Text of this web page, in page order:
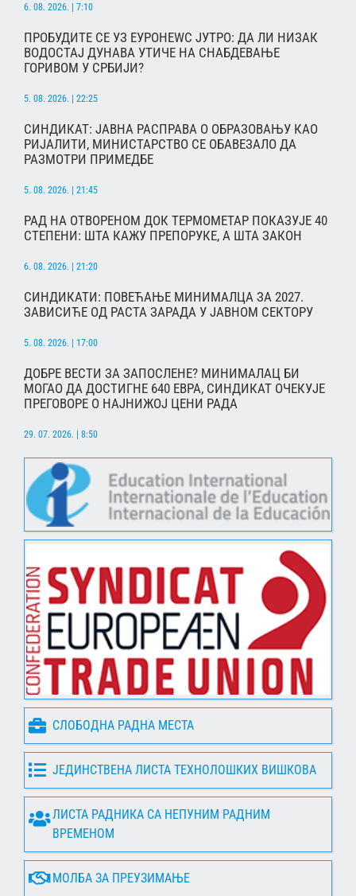
6. 08. 2026. | 7:10
ПРОБУДИТЕ СЕ УЗ ЕУРОНЕWС ЈУТРО: ДА ЛИ НИЗАК
ВОДОСТАЈ ДУНАВА УТИЧЕ НА СНАБДЕВАЊЕ
ГОРИВОМ У СРБИЈИ?
5. 08. 2026. | 22:25
СИНДИКАТ: ЈАВНА РАСПРАВА О ОБРАЗОВАЊУ КАО
РИЈАЛИТИ, МИНИСТАРСТВО СЕ ОБАВЕЗАЛО ДА
РАЗМОТРИ ПРИМЕДБЕ
5. 08. 2026. | 21:45
РАД НА ОТВОРЕНОМ ДОК ТЕРМОМЕТАР ПОКАЗУЈЕ 40
СТЕПЕНИ: ШТА КАЖУ ПРЕПОРУКЕ, А ШТА ЗАКОН
6. 08. 2026. | 21:20
СИНДИКАТИ: ПОВЕЋАЊЕ МИНИМАЛЦА ЗА 2027.
ЗАВИСИЋЕ ОД РАСТА ЗАРАДА У ЈАВНОМ СЕКТОРУ
5. 08. 2026. | 17:00
ДОБРЕ ВЕСТИ ЗА ЗАПОСЛЕНЕ? МИНИМАЛАЦ БИ
МОГАО ДА ДОСТИГНЕ 640 ЕВРА, СИНДИКАТ ОЧЕКУЈЕ
ПРЕГОВОРЕ О НАЈНИЖОЈ ЦЕНИ РАДА
29. 07. 2026. | 8:50
СЛОБОДНА РАДНА МЕСТА
ЈЕДИНСТВЕНА ЛИСТА ТЕХНОЛОШКИХ ВИШКОВА
ЛИСТА РАДНИКА СА НЕПУНИМ РАДНИМ
ВРЕМЕНОМ
МОЛБА ЗА ПРЕУЗИМАЊЕ